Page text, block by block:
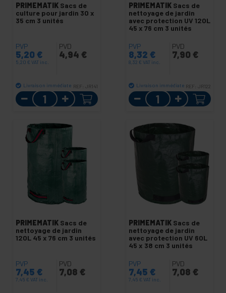
PRIMEMATIK Sacs de
culture pour jardin 30 x
35 cm 3 unités
PVP
5,20 €
5,20 € VAT inc.
PVD
4,94 €
Livraison immédiate REF: JR141
Quantité
PRIMEMATIK Sacs de
nettoyage de jardin
avec protection UV 120L
45 x 76 cm 3 unités
PVP
8,32 €
8,32 € VAT inc.
PVD
7,90 €
Livraison immédiate REF: JR122
Quantité
PRIMEMATIK Sacs de
nettoyage de jardin
120L 45 x 76 cm 3 unités
PVP
7,45 €
7,45 € VAT inc.
PVD
7,08 €
PRIMEMATIK Sacs de
nettoyage de jardin
avec protection UV 60L
45 x 38 cm 3 unités
PVP
7,45 €
7,45 € VAT inc.
PVD
7,08 €